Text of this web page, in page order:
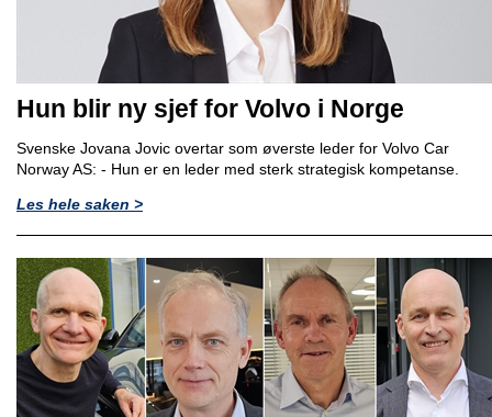
Hun blir ny sjef for Volvo i Norge
Svenske Jovana Jovic overtar som øverste leder for Volvo Car
Norway AS: - Hun er en leder med sterk strategisk kompetanse.
Les hele saken >